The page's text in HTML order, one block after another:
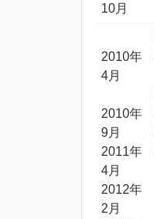
10月
2010年
4月
2010年
9月
2011年
4月
2012年
2月